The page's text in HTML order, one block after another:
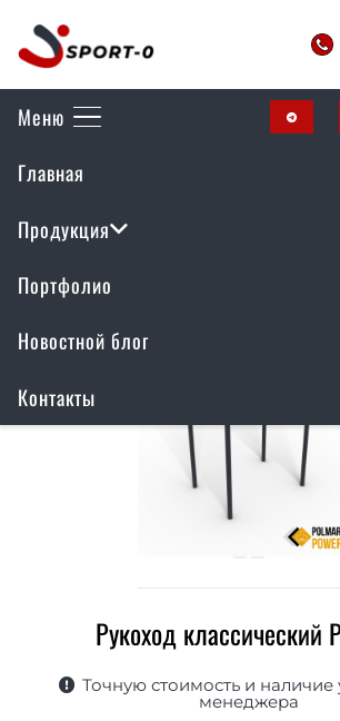
Меню
Главная
Продукция
Портфолио
Новостной блог
Контакты
telegram
Спортивные площадки
Рукоход классический
Точную стоимость и наличие
менеджера